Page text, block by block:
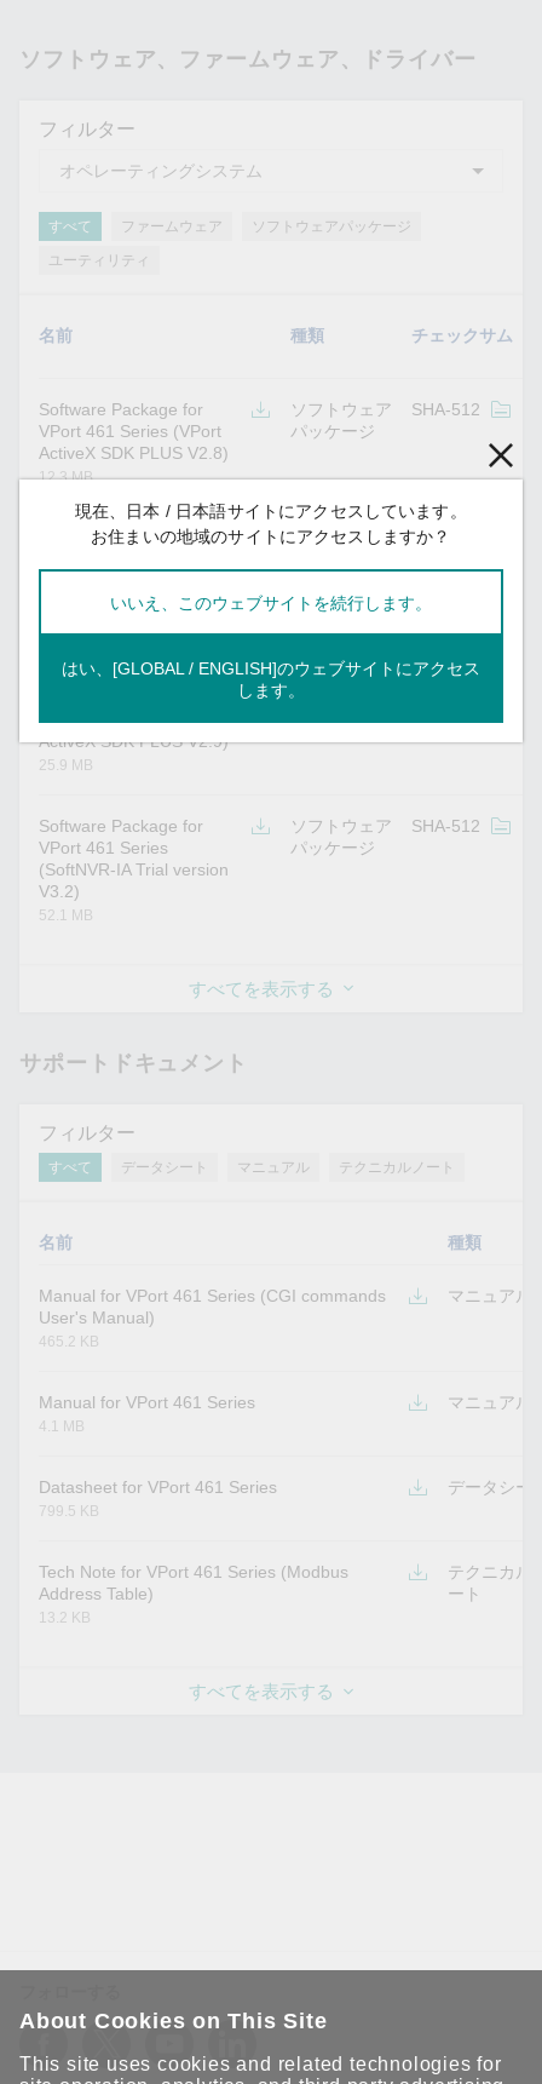
ソフトウェア、ファームウェア、ドライバー
フィルター
すべて ファームウェア
ソフトウェアパッケージ
ユーティリティ
名前 種類 チェックサム
Software Package for
VPort 461 Series (VPort
ActiveX SDK PLUS V2.8)
12.3 MB
ソフトウェア
パッケージ
SHA-512
Software Package for
VPort 461 Series
48.1 MB
ソフトウェア
パッケージ
SHA-512
VPort 461 Series (VPort
ActiveX SDK PLUS V2.9)
25.9 MB
ソフトウェア
パッケージ
Software Package for
VPort 461 Series
(SoftNVR-IA Trial version
V3.2)
52.1 MB
ソフトウェア
パッケージ
SHA-512
すべてを表示する
サポートドキュメント
フィルター
すべて データシート マニュアル テクニカルノート
名前 種類
Manual for VPort 461 Series (CGI commands
User's Manual)
465.2 KB
マニュアル
Manual for VPort 461 Series
4.1 MB
マニュアル
Datasheet for VPort 461 Series
799.5 KB
データシー
Tech Note for VPort 461 Series (Modbus
Address Table)
13.2 KB
テクニカル
ート
すべてを表示する
現在、日本 / 日本語サイトにアクセスしています。
お住まいの地域のサイトにアクセスしますか？
いいえ、このウェブサイトを続行します。
はい、[GLOBAL / ENGLISH]のウェブサイトにアクセス
します。
About Cookies on This Site
This site uses cookies and related technologies for